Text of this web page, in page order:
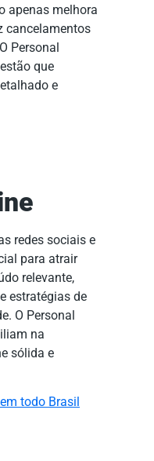
apenas melhora
cancelamentos
Personal
que
e
redes sociais e
para atrair
relevante,
estratégias de
O Personal
na
sólida e
todo Brasil